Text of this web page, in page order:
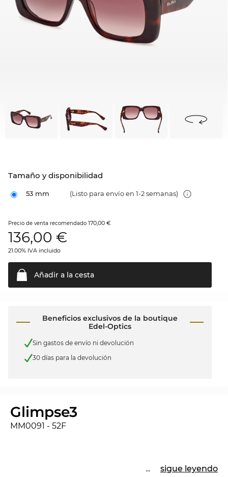
Tamaño y disponibilidad
53 mm (Listo para envío en 1-2 semanas)
Precio de venta recomendado 170,00 €
136,00 €
21.00% IVA incluido
Añadir a la cesta
Beneficios exclusivos de la boutique
Edel-Optics
Sin gastos de envío ni devolución
30 días para la devolución
Glimpse3
MM0091 - 52F
... sigue leyendo